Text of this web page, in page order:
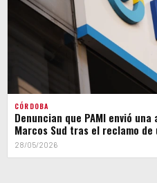
CÓRDOBA
Denuncian que PAMI envió
Marcos Sud tras el reclamo
28/05/2026